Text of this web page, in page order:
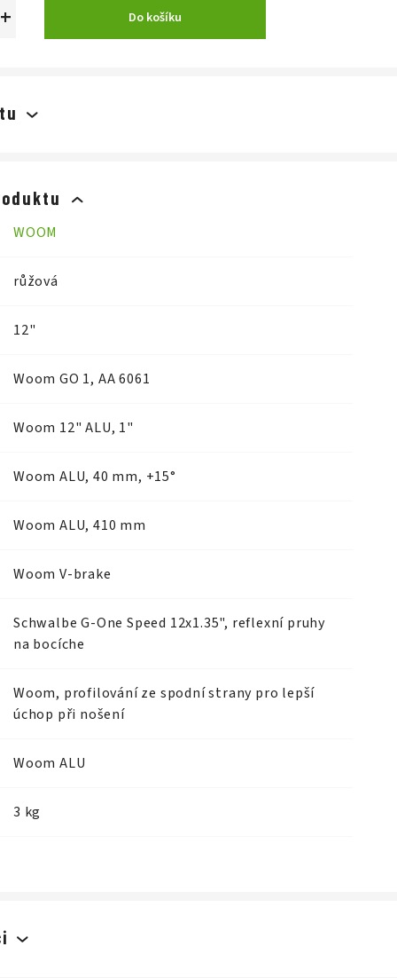
+ Do košíku
WOOM
růžová
12"
Woom GO 1, AA 6061
Woom 12" ALU, 1"
Woom ALU, 40 mm, +15°
Woom ALU, 410 mm
Woom V-brake
Schwalbe G-One Speed 12x1.35", reflexní pruhy
na bocíche
Woom, profilování ze spodní strany pro lepší
úchop při nošení
Woom ALU
3 kg